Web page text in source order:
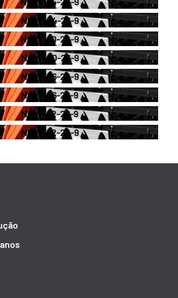
NGVR 44-26-9
NGVR 40-28-9
NGVR 40-26-9
NGVR 36-28-9
NGVR 36-26-9
NGVR 52-26-9
NGVR 52-28-9